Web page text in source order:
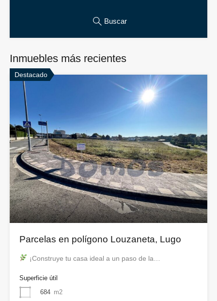
Buscar
Inmuebles más recientes
Destacado
Parcelas en polígono Louzaneta, Lugo
¡Construye tu casa ideal a un paso de la…
Superficie útil
684 m2